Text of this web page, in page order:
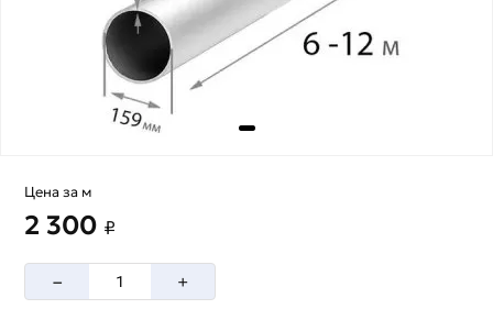
Цена за м
2 300 ₽
– +